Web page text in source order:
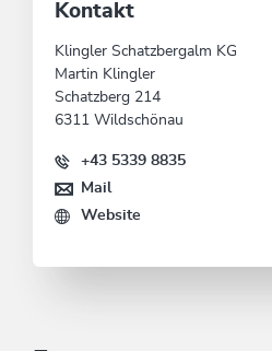
Kontakt
Klingler Schatzbergalm KG
Martin Klingler
Schatzberg 214
6311 Wildschönau
+43 5339 8835
Mail
Website